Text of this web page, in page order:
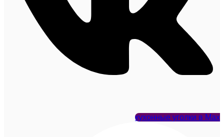
кухонные уголки в Max